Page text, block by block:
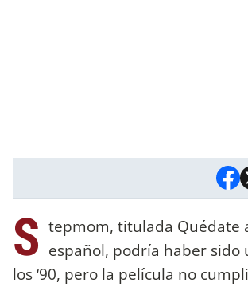
S tepmom, titulada Quédate
español, podría haber sido
los ‘90, pero la película no